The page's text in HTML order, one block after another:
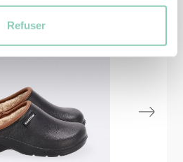
Refuser